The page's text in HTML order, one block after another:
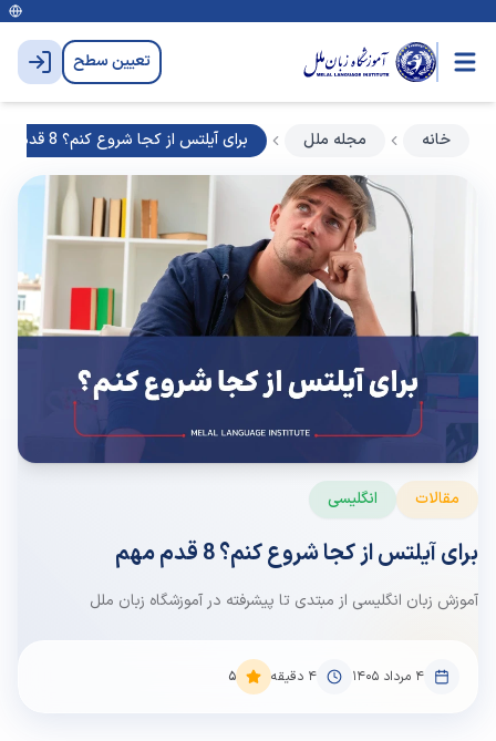
تعیین سطح
خانه مجله ملل برای آیلتس از کجا شروع کنم؟ 8 قدم مهم
مقالات انگلیسی
برای آیلتس از کجا شروع کنم؟ 8 قدم مهم
آموزش زبان انگلیسی از مبتدی تا پیشرفته در آموزشگاه زبان ملل
۴ مرداد ۱۴۰۵ 4 دقیقه 5